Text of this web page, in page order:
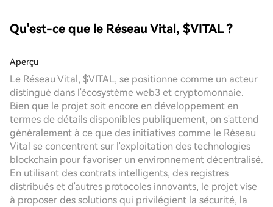
Qu'est-ce que le Réseau Vital, $VITAL ?
Aperçu
Le Réseau Vital, $VITAL, se positionne comme un acteur
distingué dans l'écosystème web3 et cryptomonnaie.
Bien que le projet soit encore en développement en
termes de détails disponibles publiquement, on s'attend
généralement à ce que des initiatives comme le Réseau
Vital se concentrent sur l'exploitation des technologies
blockchain pour favoriser un environnement décentralisé.
En utilisant des contrats intelligents, des registres
distribués et d'autres protocoles innovants, le projet vise
à proposer des solutions qui privilégient la sécurité, la